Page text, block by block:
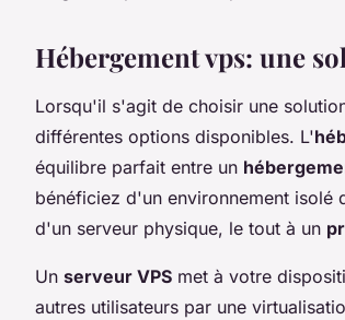
Hébergement vps: une
Lorsqu'il s'agit de choisir une
différentes options disponibles. L'
équilibre parfait entre un
bénéficiez d'un environnement isolé
d'un serveur physique, le tout à un
Un serveur VPS met à votre
autres utilisateurs par une